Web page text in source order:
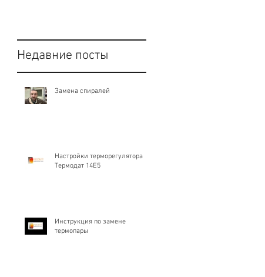
Недавние посты
Замена спиралей
Настройки терморегулятора
Термодат 14Е5
Инструкция по замене
термопары